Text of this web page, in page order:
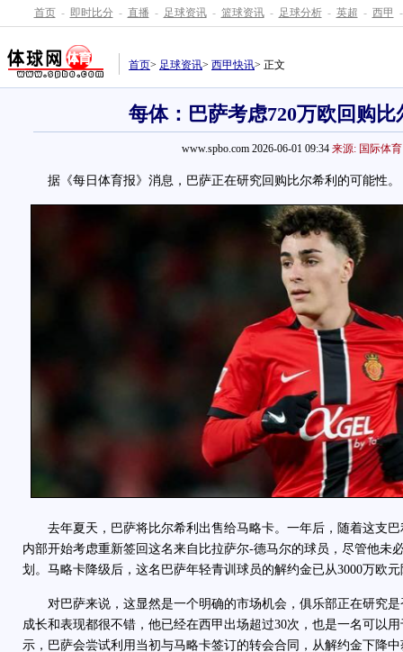
首页 - 即时比分 - 直播 - 足球资讯 - 篮球资讯 - 足球分析 - 英超 - 西甲 -
首页> 足球资讯> 西甲快讯> 正文
每体：巴萨考虑720万欧回购比
www.spbo.com 2026-06-01 09:34 来源: 国际体育
据《每日体育报》消息，巴萨正在研究回购比尔希利的可能性。
去年夏天，巴萨将比尔希利出售给马略卡。一年后，随着这支巴
内部开始考虑重新签回这名来自比拉萨尔-德马尔的球员，尽管他未
划。马略卡降级后，这名巴萨年轻青训球员的解约金已从3000万欧
对巴萨来说，这显然是一个明确的市场机会，俱乐部正在研究是
成长和表现都很不错，他已经在西甲出场超过30次，也是一名可以
示，巴萨会尝试利用当初与马略卡签订的转会合同，从解约金下降